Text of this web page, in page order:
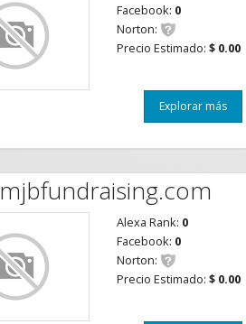
Facebook: 0
Norton:
Precio Estimado: $ 0.00
Explorar más
mjbfundraising.com
Alexa Rank: 0
Facebook: 0
Norton:
Precio Estimado: $ 0.00